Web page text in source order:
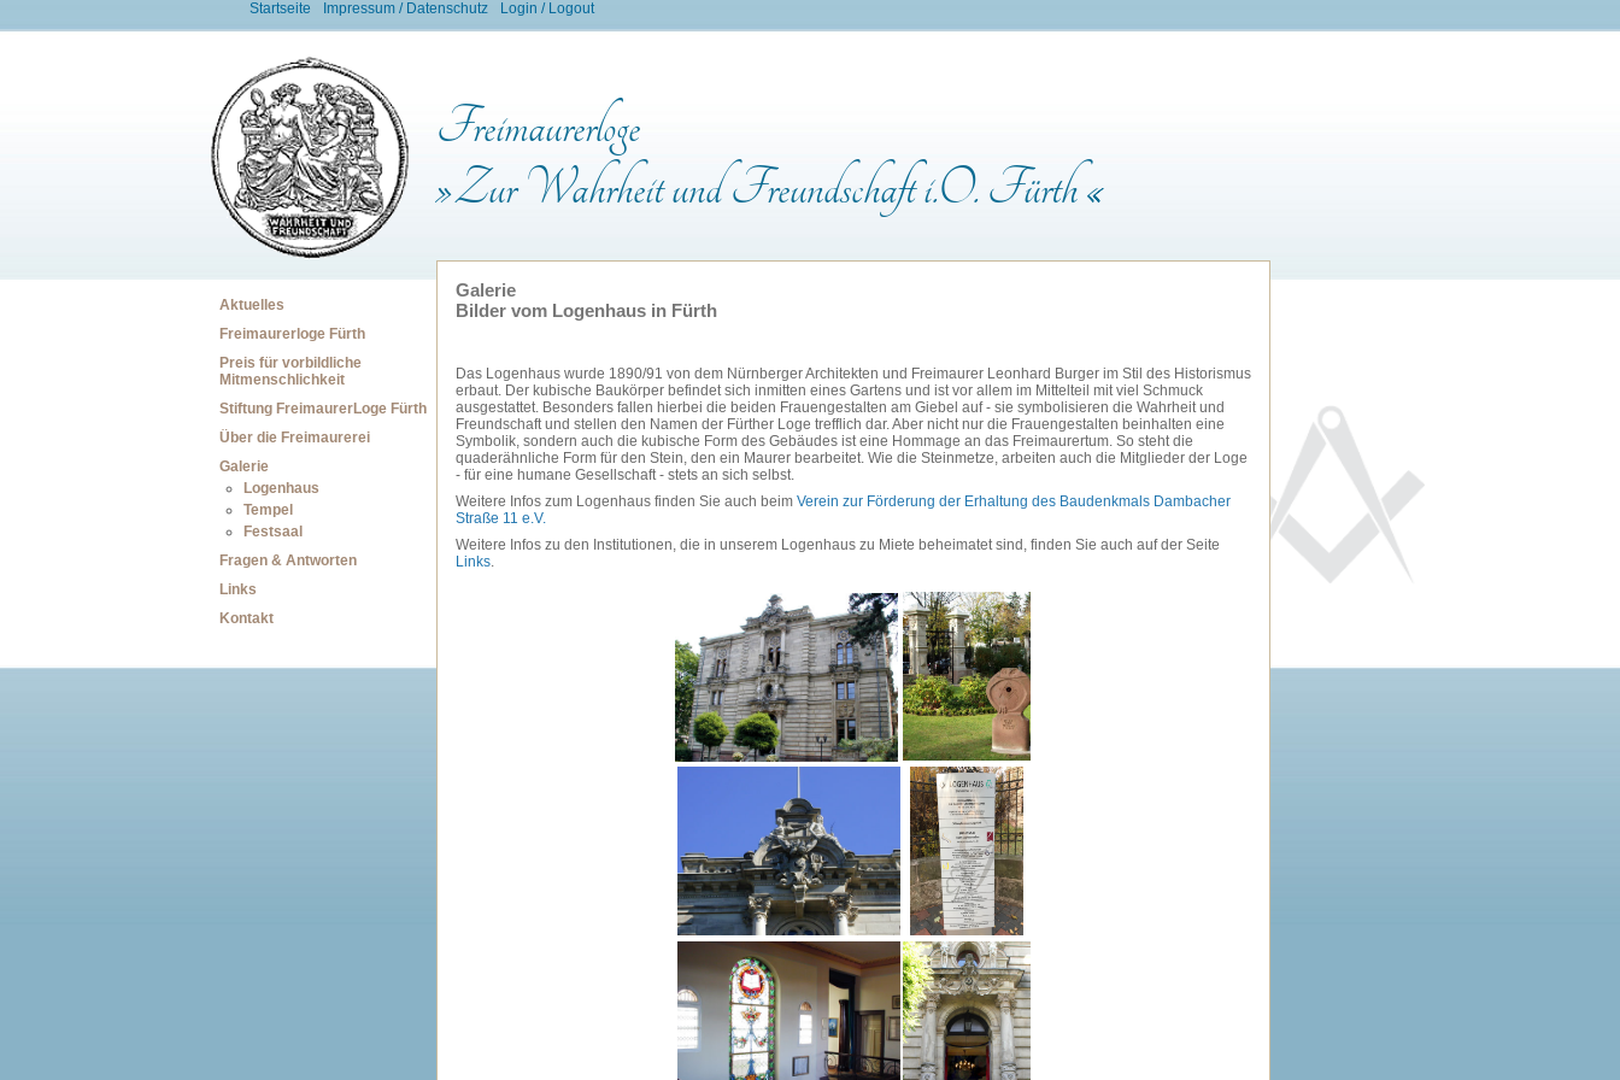
Startseite Impressum / Datenschutz Login / Logout
Freimaurerloge
»Zur Wahrheit und Freundschaft i.O. Fürth «
Aktuelles
Freimaurerloge Fürth
Preis für vorbildliche
Mitmenschlichkeit
Stiftung FreimaurerLoge Fürth
Über die Freimaurerei
Galerie
Logenhaus
Tempel
Festsaal
Fragen & Antworten
Links
Kontakt
Galerie
Bilder vom Logenhaus in Fürth
Das Logenhaus wurde 1890/91 von dem Nürnberger Architekten und Freimaurer Leonhard Burger im Stil des Historismus
erbaut. Der kubische Baukörper befindet sich inmitten eines Gartens und ist vor allem im Mittelteil mit viel Schmuck
ausgestattet. Besonders fallen hierbei die beiden Frauengestalten am Giebel auf - sie symbolisieren die Wahrheit und
Freundschaft und stellen den Namen der Fürther Loge trefflich dar. Aber nicht nur die Frauengestalten beinhalten eine
Symbolik, sondern auch die kubische Form des Gebäudes ist eine Hommage an das Freimaurertum. So steht die
quaderähnliche Form für den Stein, den ein Maurer bearbeitet. Wie die Steinmetze, arbeiten auch die Mitglieder der Loge
- für eine humane Gesellschaft - stets an sich selbst.
Weitere Infos zum Logenhaus finden Sie auch beim Verein zur Förderung der Erhaltung des Baudenkmals Dambacher
Straße 11 e.V.
Weitere Infos zu den Institutionen, die in unserem Logenhaus zu Miete beheimatet sind, finden Sie auch auf der Seite
Links.